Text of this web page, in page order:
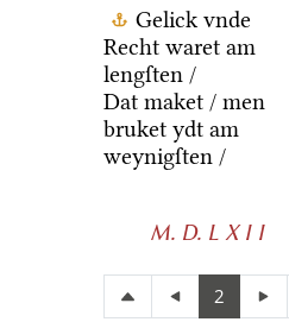
Gelick vnde
Recht waret am
lengſten /
Dat maket / men
bruket ydt am
weynigſten /
M. D. L X I I
2